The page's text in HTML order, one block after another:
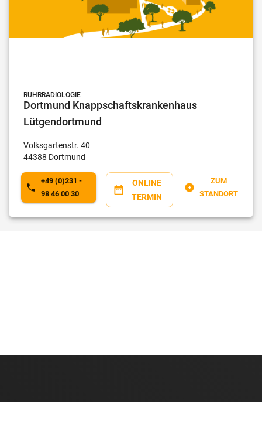
RUHRRADIOLOGIE
Dortmund Knappschaftskrankenhaus
Lütgendortmund
Volksgartenstr. 40
44388 Dortmund
+49 (0)231 -
98 46 00 30
ONLINE
TERMIN
ZUM
STANDORT